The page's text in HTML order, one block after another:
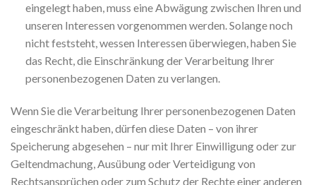
eingelegt haben, muss eine Abwägung zwischen Ihren und
unseren Interessen vorgenommen werden. Solange noch
nicht feststeht, wessen Interessen überwiegen, haben Sie
das Recht, die Einschränkung der Verarbeitung Ihrer
personenbezogenen Daten zu verlangen.
Wenn Sie die Verarbeitung Ihrer personenbezogenen Daten
eingeschränkt haben, dürfen diese Daten – von ihrer
Speicherung abgesehen – nur mit Ihrer Einwilligung oder zur
Geltendmachung, Ausübung oder Verteidigung von
Rechtsansprüchen oder zum Schutz der Rechte einer anderen